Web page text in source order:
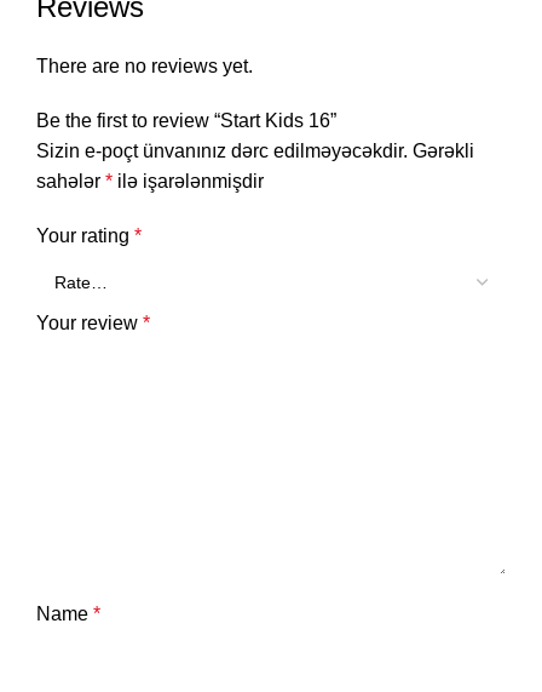
Reviews
There are no reviews yet.
Be the first to review “Start Kids 16”
Sizin e-poçt ünvanınız dərc edilməyəcəkdir. Gərəkli
sahələr * ilə işarələnmişdir
Your rating *
Your review *
Name *